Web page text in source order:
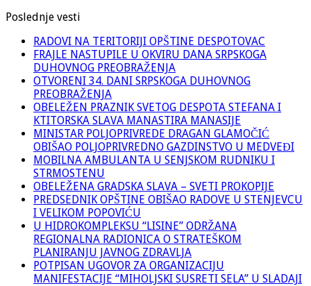
Poslednje vesti
RADOVI NA TERITORIJI OPŠTINE DESPOTOVAC
FRAJLE NASTUPILE U OKVIRU DANA SRPSKOGA
DUHOVNOG PREOBRAŽENJA
OTVORENI 34. DANI SRPSKOGA DUHOVNOG
PREOBRAŽENJA
OBELEŽEN PRAZNIK SVETOG DESPOTA STEFANA I
KTITORSKA SLAVA MANASTIRA MANASIJE
MINISTAR POLJOPRIVREDE DRAGAN GLAMOČIĆ
OBIŠAO POLJOPRIVREDNO GAZDINSTVO U MEDVEĐI
MOBILNA AMBULANTA U SENJSKOM RUDNIKU I
STRMOSTENU
OBELEŽENA GRADSKA SLAVA – SVETI PROKOPIJE
PREDSEDNIK OPŠTINE OBIŠAO RADOVE U STENJEVCU
I VELIKOM POPOVIĆU
U HIDROKOMPLEKSU “LISINE” ODRŽANA
REGIONALNA RADIONICA O STRATEŠKOM
PLANIRANJU JAVNOG ZDRAVLJA
POTPISAN UGOVOR ZA ORGANIZACIJU
MANIFESTACIJE “MIHOLJSKI SUSRETI SELA” U SLADAJI